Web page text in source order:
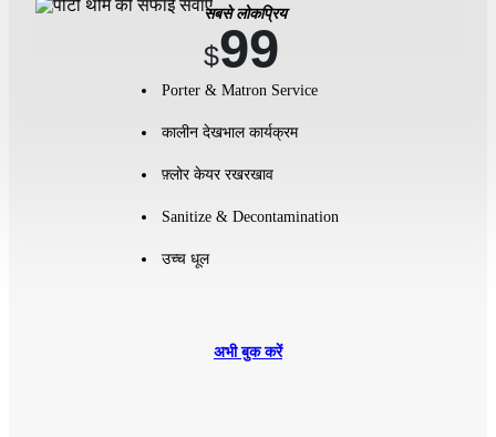
सबसे लोकप्रिय
$99
अभी बुक करें
Porter & Matron Service
कालीन देखभाल कार्यक्रम
फ़्लोर केयर रखरखाव
Sanitize & Decontamination
उच्च धूल